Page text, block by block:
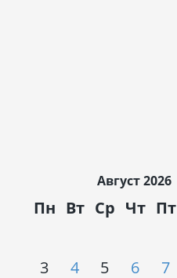
Август 2026
Пн Вт Ср Чт Пт
3
4 5 6 7